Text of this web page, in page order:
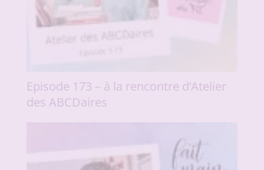
Episode 173 – à la rencontre d’Atelier
des ABCDaires